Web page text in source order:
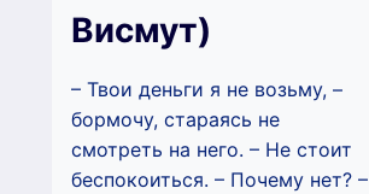
Висмут)
– Твои деньги я не возьму, –
бормочу, стараясь не
смотреть на него. – Не стоит
беспокоиться. – Почему нет? –